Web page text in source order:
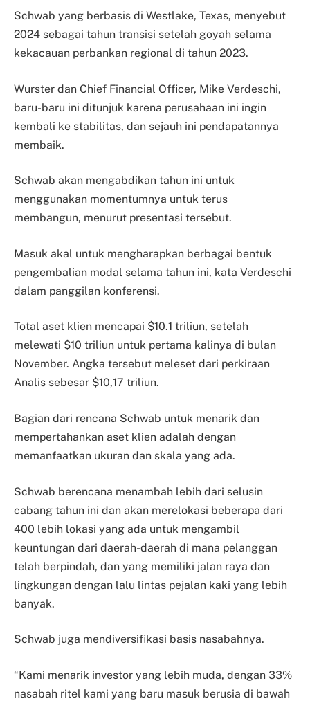
Schwab yang berbasis di Westlake, Texas, menyebut
2024 sebagai tahun transisi setelah goyah selama
kekacauan perbankan regional di tahun 2023.
Wurster dan Chief Financial Officer, Mike Verdeschi,
baru-baru ini ditunjuk karena perusahaan ini ingin
kembali ke stabilitas, dan sejauh ini pendapatannya
membaik.
Schwab akan mengabdikan tahun ini untuk
menggunakan momentumnya untuk terus
membangun, menurut presentasi tersebut.
Masuk akal untuk mengharapkan berbagai bentuk
pengembalian modal selama tahun ini, kata Verdeschi
dalam panggilan konferensi.
Total aset klien mencapai $10.1 triliun, setelah
melewati $10 triliun untuk pertama kalinya di bulan
November. Angka tersebut meleset dari perkiraan
Analis sebesar $10,17 triliun.
Bagian dari rencana Schwab untuk menarik dan
mempertahankan aset klien adalah dengan
memanfaatkan ukuran dan skala yang ada.
Schwab berencana menambah lebih dari selusin
cabang tahun ini dan akan merelokasi beberapa dari
400 lebih lokasi yang ada untuk mengambil
keuntungan dari daerah-daerah di mana pelanggan
telah berpindah, dan yang memiliki jalan raya dan
lingkungan dengan lalu lintas pejalan kaki yang lebih
banyak.
Schwab juga mendiversifikasi basis nasabahnya.
“Kami menarik investor yang lebih muda, dengan 33%
nasabah ritel kami yang baru masuk berusia di bawah